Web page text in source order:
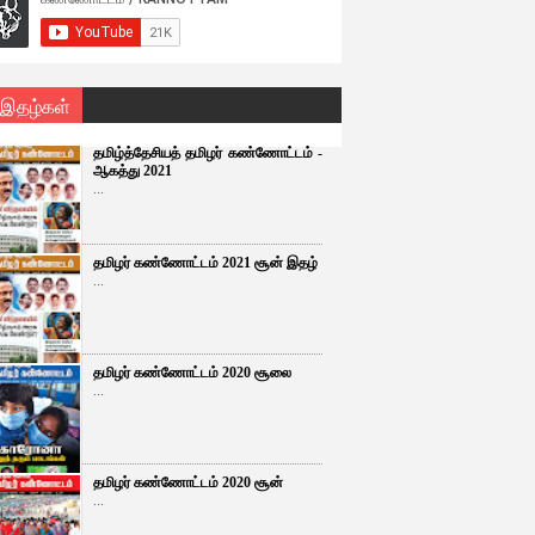
இதழ்கள்
தமிழ்த்தேசியத் தமிழர் கண்ணோட்டம் -
ஆகத்து 2021
...
தமிழர் கண்ணோட்டம் 2021 சூன் இதழ்
...
தமிழர் கண்ணோட்டம் 2020 சூலை
...
தமிழர் கண்ணோட்டம் 2020 சூன்
...